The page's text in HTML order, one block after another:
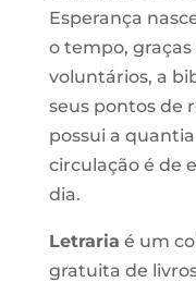
Esperança
o tempo,
voluntários, a
seus pontos de
possui a
circulação é de
dia.
Letraria é um
gratuita de